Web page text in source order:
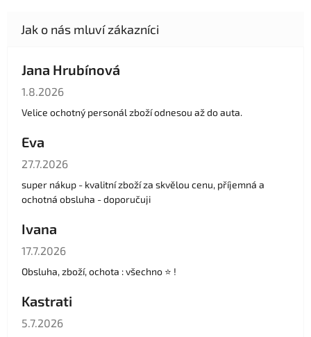
Jana Hrubínová
Hodnocení obchodu je 5 z 5 hvězdiček.
1.8.2026
Velice ochotný personál zboží odnesou až do auta.
Eva
Hodnocení obchodu je 5 z 5 hvězdiček.
27.7.2026
super nákup - kvalitní zboží za skvělou cenu, příjemná a
ochotná obsluha - doporučuji
Ivana
Hodnocení obchodu je 5 z 5 hvězdiček.
17.7.2026
Obsluha, zboží, ochota : všechno ⭐️ !
Kastrati
Hodnocení obchodu je 5 z 5 hvězdiček.
5.7.2026